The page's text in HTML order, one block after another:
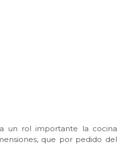
un rol importante la cocina
que por pedido del